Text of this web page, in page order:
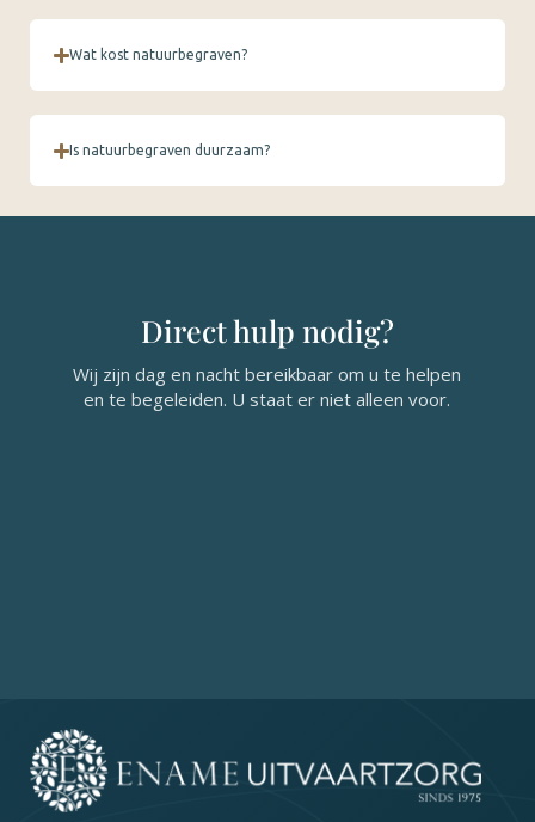
Wat kost natuurbegraven?
Is natuurbegraven duurzaam?
Direct hulp nodig?
Wij zijn dag en nacht bereikbaar om u te helpen
en te begeleiden. U staat er niet alleen voor.